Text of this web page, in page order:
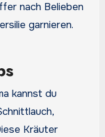
nach Belieben
garnieren.
kannst du
Kräuter